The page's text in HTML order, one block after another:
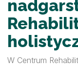
W Centrum